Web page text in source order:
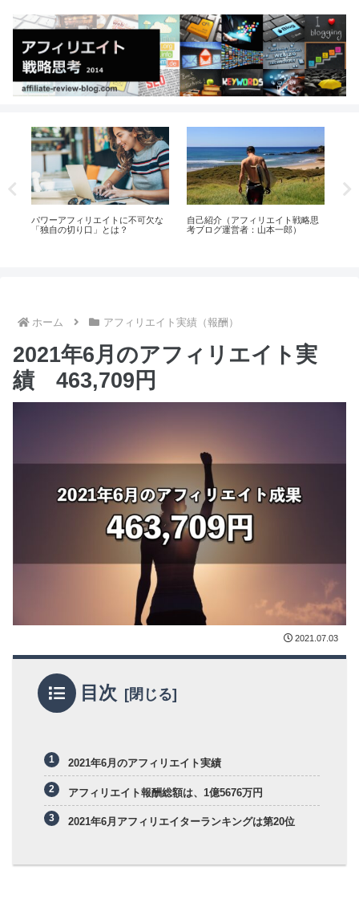
パワーアフィリエイトに不可欠な
「独自の切り口」とは？
自己紹介（アフィリエイト戦略思
考ブログ運営者：山本一郎）
ホーム アフィリエイト実績（報酬）
2021年6月のアフィリエイト実
績 463,709円
2021.07.03
目次
2021年6月のアフィリエイト実績
アフィリエイト報酬総額は、1億5676万円
2021年6月アフィリエイターランキングは第20位